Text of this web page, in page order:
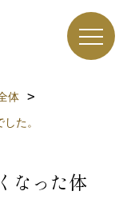
体
た。
なった体